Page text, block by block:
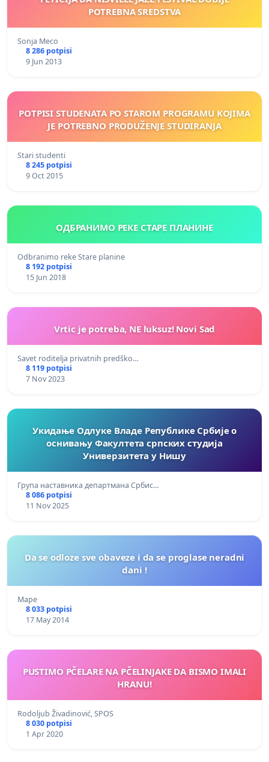
POTREBNA SREDSTVA
Sonja Meco
8 286 potpisi
9 Jun 2013
POTPISI STUDENATA PO STAROM PROGRAMU KOJIMA
JE POTREBNO PRODUŽENJE STUDIRANJA
Stari studenti
8 245 potpisi
9 Oct 2015
ОДБРАНИМО РЕКЕ СТАРЕ ПЛАНИНЕ
Odbranimo reke Stare planine
8 192 potpisi
15 Jun 2018
Vrtic je potreba, NE luksuz! Novi Sad
Savet roditelja privatnih predško…
8 119 potpisi
7 Nov 2023
Укидање Одлуке Владе Републике Србије о
оснивању Факултета српских студија
Универзитета у Нишу
Група наставника департмана Србис…
8 086 potpisi
11 Nov 2025
Da se odloze sve obaveze i da se proglase neradni
dani !
Маре
8 033 potpisi
17 May 2014
PUSTIMO PČELARE NA PČELINJAKE DA BISMO IMALI
HRANU!
Rodoljub Živadinović, SPOS
8 030 potpisi
1 Apr 2020